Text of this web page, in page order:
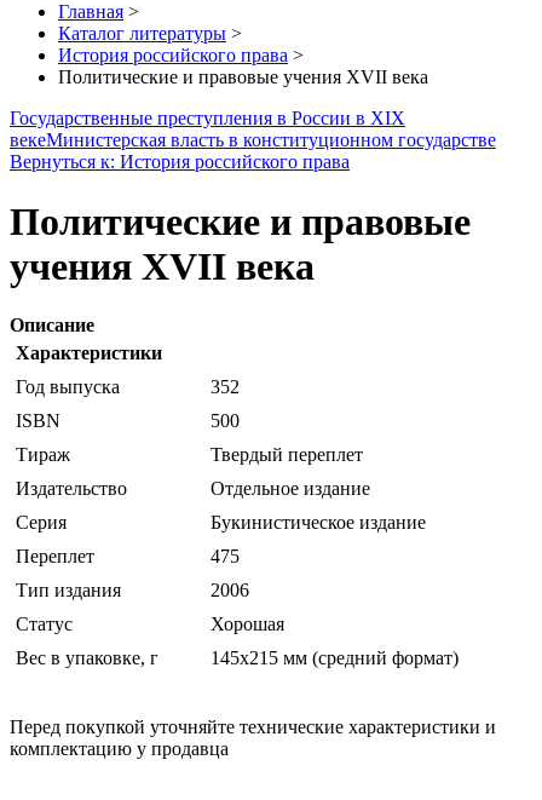
Главная >
Каталог литературы >
История российского права >
Политические и правовые учения XVII века
Государственные преступления в России в XIX
векеМинистерская власть в конституционном государстве
Вернуться к: История российского права
Политические и правовые
учения XVII века
Описание
Характеристики
Год выпуска
352
ISBN
500
Тираж
Твердый переплет
Издательство
Отдельное издание
Серия
Букинистическое издание
Переплет
475
Тип издания
2006
Статус
Хорошая
Вес в упаковке, г
145х215 мм (средний формат)
Перед покупкой уточняйте технические характеристики и
комплектацию у продавца